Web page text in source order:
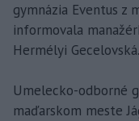
gymnázia Eventus z
informovala
Hermélyi Gecelovská.
Umelecko-odborné
maďarskom meste